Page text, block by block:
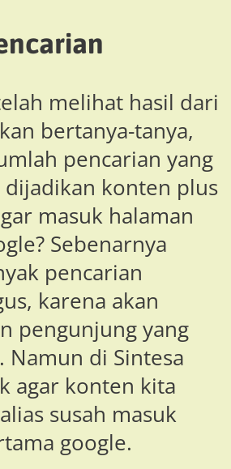
melihat hasil dari
bertanya-tanya,
pencarian yang
konten plus
masuk halaman
Sebenarnya
pencarian
karena akan
pengunjung yang
Namun di Sintesa
agar konten kita
susah masuk
google.